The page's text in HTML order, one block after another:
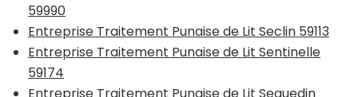
59990
Entreprise Traitement Punaise de Lit Seclin 59113
Entreprise Traitement Punaise de Lit Sentinelle
59174
Entreprise Traitement Punaise de Lit Sequedin